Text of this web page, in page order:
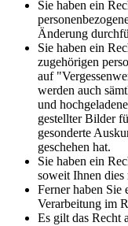
Sie haben ein
Änderung
Sie haben ein
zugehörigen
auf
werden auch
und
gestellter Bilder
gesonderte
geschehen hat.
Sie haben ein
soweit Ihnen
Ferner haben Sie
Verarbeitung im
Es gilt das Recht